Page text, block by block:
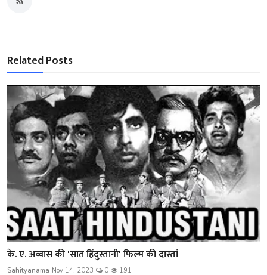
Related Posts
के. ए. अब्बास की 'सात हिंदुस्तानी' फिल्म की दास्तां
Sahityanama Nov 14, 2023 0 191